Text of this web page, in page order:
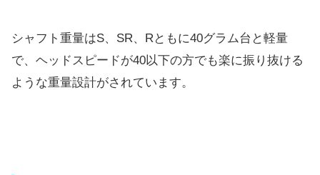
シャフト重量はS、SR、Rともに40グラム台と軽量
で、 ヘッドスピードが40以下の方でも楽に振り抜ける
ような重量設計がされています。